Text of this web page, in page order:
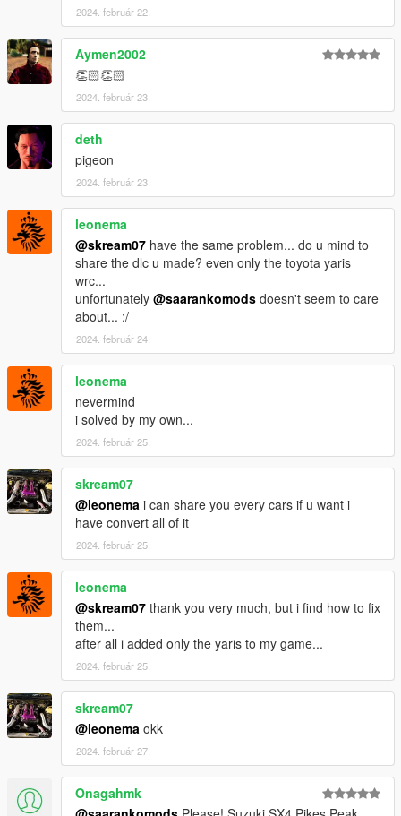
2024. február 22.
Aymen2002
👏🏻👏🏻
2024. február 23.
deth
pigeon
2024. február 23.
leonema
@skream07 have the same problem... do u mind to
share the dlc u made? even only the toyota yaris
wrc...
unfortunately @saarankomods doesn't seem to care
about... :/
2024. február 24.
leonema
nevermind
i solved by my own...
2024. február 25.
skream07
@leonema i can share you every cars if u want i
have convert all of it
2024. február 25.
leonema
@skream07 thank you very much, but i find how to fix
them...
after all i added only the yaris to my game...
2024. február 25.
skream07
@leonema okk
2024. február 27.
Onagahmk